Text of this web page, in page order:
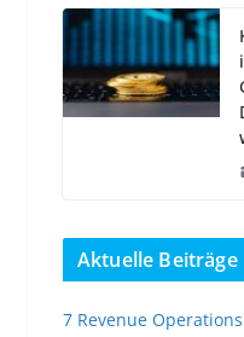
Aktuelle Beiträge
7 Revenue